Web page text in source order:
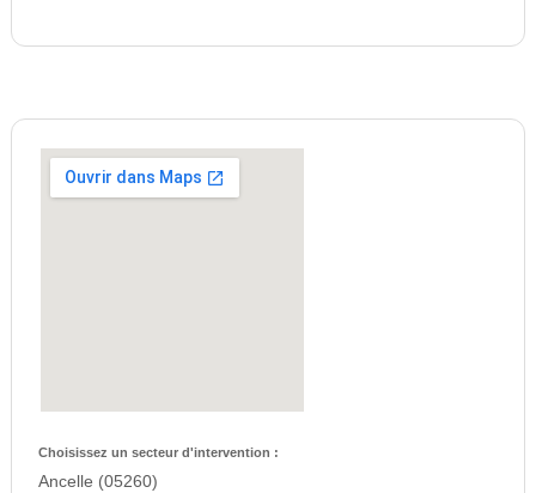
Choisissez un secteur d'intervention :
Ancelle (05260)